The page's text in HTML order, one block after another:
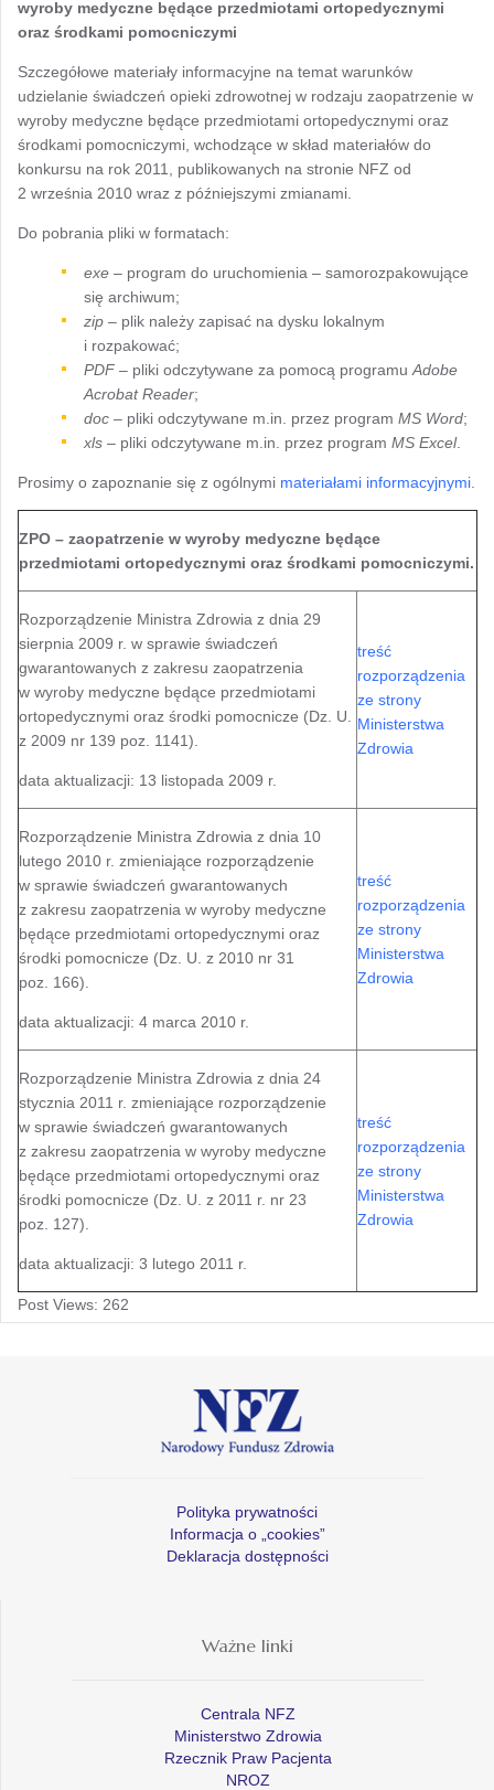
wyroby medyczne będące przedmiotami ortopedycznymi
oraz środkami pomocniczymi
Szczegółowe materiały informacyjne na temat warunków
udzielanie świadczeń opieki zdrowotnej w rodzaju zaopatrzenie w
wyroby medyczne będące przedmiotami ortopedycznymi oraz
środkami pomocniczymi, wchodzące w skład materiałów do
konkursu na rok 2011, publikowanych na stronie NFZ od
2 września 2010 wraz z późniejszymi zmianami.
Do pobrania pliki w formatach:
exe – program do uruchomienia – samorozpakowujące
się archiwum;
zip – plik należy zapisać na dysku lokalnym
i rozpakować;
PDF – pliki odczytywane za pomocą programu Adobe
Acrobat Reader;
doc – pliki odczytywane m.in. przez program MS Word;
xls – pliki odczytywane m.in. przez program MS Excel.
Prosimy o zapoznanie się z ogólnymi materiałami informacyjnymi
ZPO – zaopatrzenie w wyroby medyczne będące
przedmiotami ortopedycznymi oraz środkami pomocniczymi.
Rozporządzenie Ministra Zdrowia z dnia 29
sierpnia 2009 r. w sprawie świadczeń
gwarantowanych z zakresu zaopatrzenia
w wyroby medyczne będące przedmiotami
ortopedycznymi oraz środki pomocnicze (Dz. U.
z 2009 nr 139 poz. 1141).
data aktualizacji: 13 listopada 2009 r.
treść
rozporządzenia
ze strony
Ministerstwa
Zdrowia
Rozporządzenie Ministra Zdrowia z dnia 10
lutego 2010 r. zmieniające rozporządzenie
w sprawie świadczeń gwarantowanych
z zakresu zaopatrzenia w wyroby medyczne
będące przedmiotami ortopedycznymi oraz
środki pomocnicze (Dz. U. z 2010 nr 31
poz. 166).
data aktualizacji: 4 marca 2010 r.
treść
rozporządzenia
ze strony
Ministerstwa
Zdrowia
Rozporządzenie Ministra Zdrowia z dnia 24
stycznia 2011 r. zmieniające rozporządzenie
w sprawie świadczeń gwarantowanych
z zakresu zaopatrzenia w wyroby medyczne
będące przedmiotami ortopedycznymi oraz
środki pomocnicze (Dz. U. z 2011 r. nr 23
poz. 127).
data aktualizacji: 3 lutego 2011 r.
treść
rozporządzenia
ze strony
Ministerstwa
Zdrowia
Post Views: 262
Polityka prywatności
Informacja o „cookies”
Deklaracja dostępności
Ważne linki
Centrala NFZ
Ministerstwo Zdrowia
Rzecznik Praw Pacjenta
NROZ